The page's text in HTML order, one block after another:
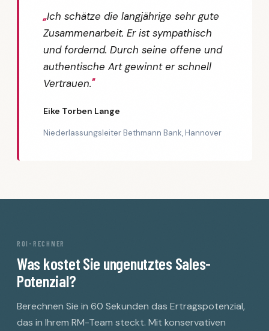
Ich schätze die langjährige sehr gute
Zusammenarbeit. Er ist sympathisch
und fordernd. Durch seine offene und
authentische Art gewinnt er schnell
Vertrauen.
Eike Torben Lange
Niederlassungsleiter Bethmann Bank, Hannover
ROI-RECHNER
Was kostet Sie ungenutztes Sales-
Potenzial?
Berechnen Sie in 60 Sekunden das Ertragspotenzial,
das in Ihrem RM-Team steckt. Mit konservativen